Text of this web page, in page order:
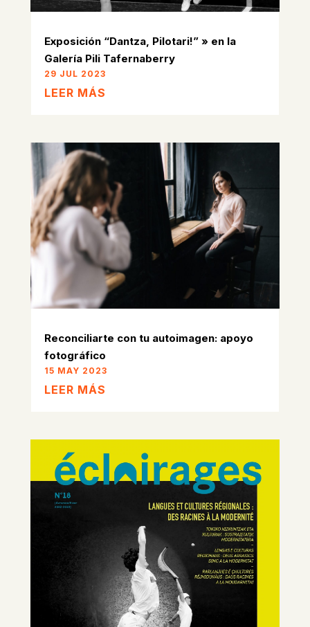
Exposición “Dantza, Pilotari!” » en la
Galería Pili Tafernaberry
29 JUL 2023
LEER MÁS
Reconciliarte con tu autoimagen: apoyo
fotográfico
15 MAY 2023
LEER MÁS